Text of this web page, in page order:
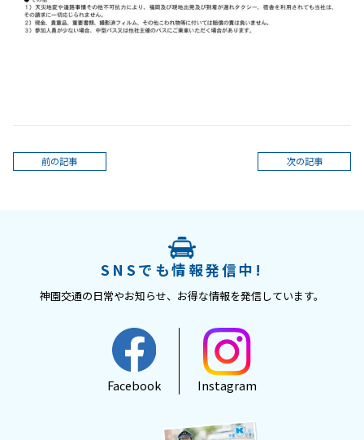
前の記事 次の記事
SNSでも情報発信中!
神園交通の日常やお知らせ、 お得な情報を発信しています。
Facebook Instagram